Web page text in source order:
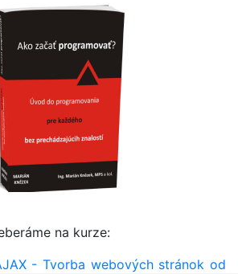
na kurze:
- Tvorba webových stránok od